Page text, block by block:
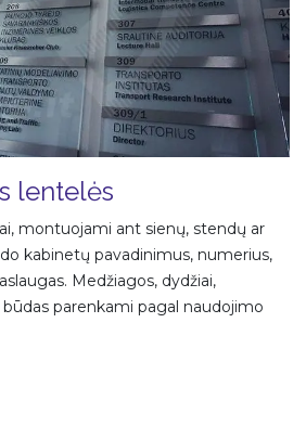
lentelės
montuojami ant sienų, stendų ar
kabinetų pavadinimus, numerius,
Medžiagos, dydžiai,
parenkami pagal naudojimo